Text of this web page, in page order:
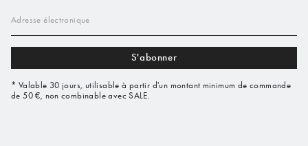
Adresse électronique
S'abonner
* Valable 30 jours, utilisable à partir d'un montant minimum de commande
de 50 €, non combinable avec SALE.